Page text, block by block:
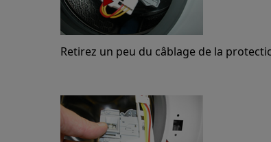
Retirez un peu du câblage de la